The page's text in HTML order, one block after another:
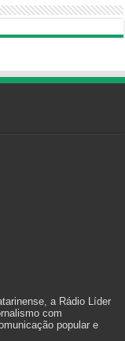
a Rádio Líder
com
popular e